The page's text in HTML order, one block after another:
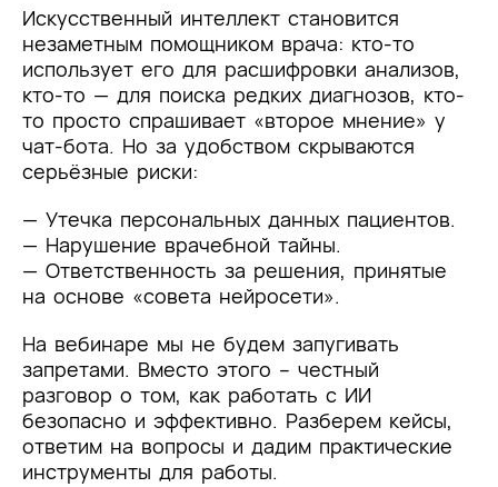
Искусственный интеллект становится
незаметным помощником врача: кто-то
использует его для расшифровки анализов,
кто-то — для поиска редких диагнозов, кто-
то просто спрашивает «второе мнение» у
чат-бота. Но за удобством скрываются
серьёзные риски:
— Утечка персональных данных пациентов.
— Нарушение врачебной тайны.
— Ответственность за решения, принятые
на основе «совета нейросети».
На вебинаре мы не будем запугивать
запретами. Вместо этого – честный
разговор о том, как работать с ИИ
безопасно и эффективно. Разберем кейсы,
ответим на вопросы и дадим практические
инструменты для работы.